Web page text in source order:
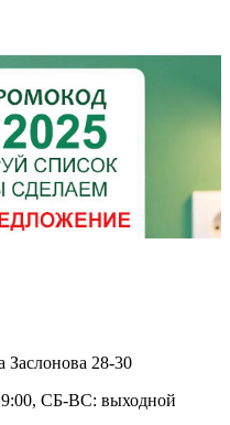
Заслонова 28-30
СБ-ВС: выходной